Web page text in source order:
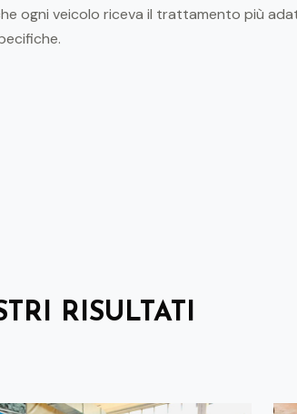
ogni veicolo riceva il trattamento più
RISULTATI